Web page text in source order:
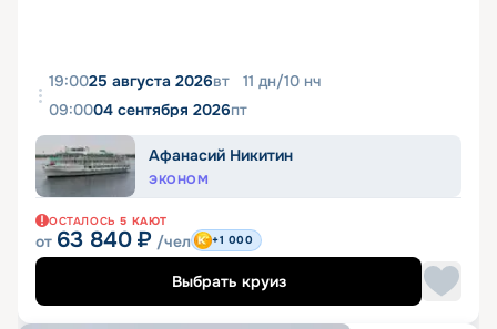
19:0025 августа 2026вт 11 дн/10 нч
09:0004 сентября 2026пт
Афанасий Никитин
ЭКОНОМ
ОСТАЛОСЬ 5 КАЮТ
от 63 840 ₽ /чел +1 000
Выбрать круиз